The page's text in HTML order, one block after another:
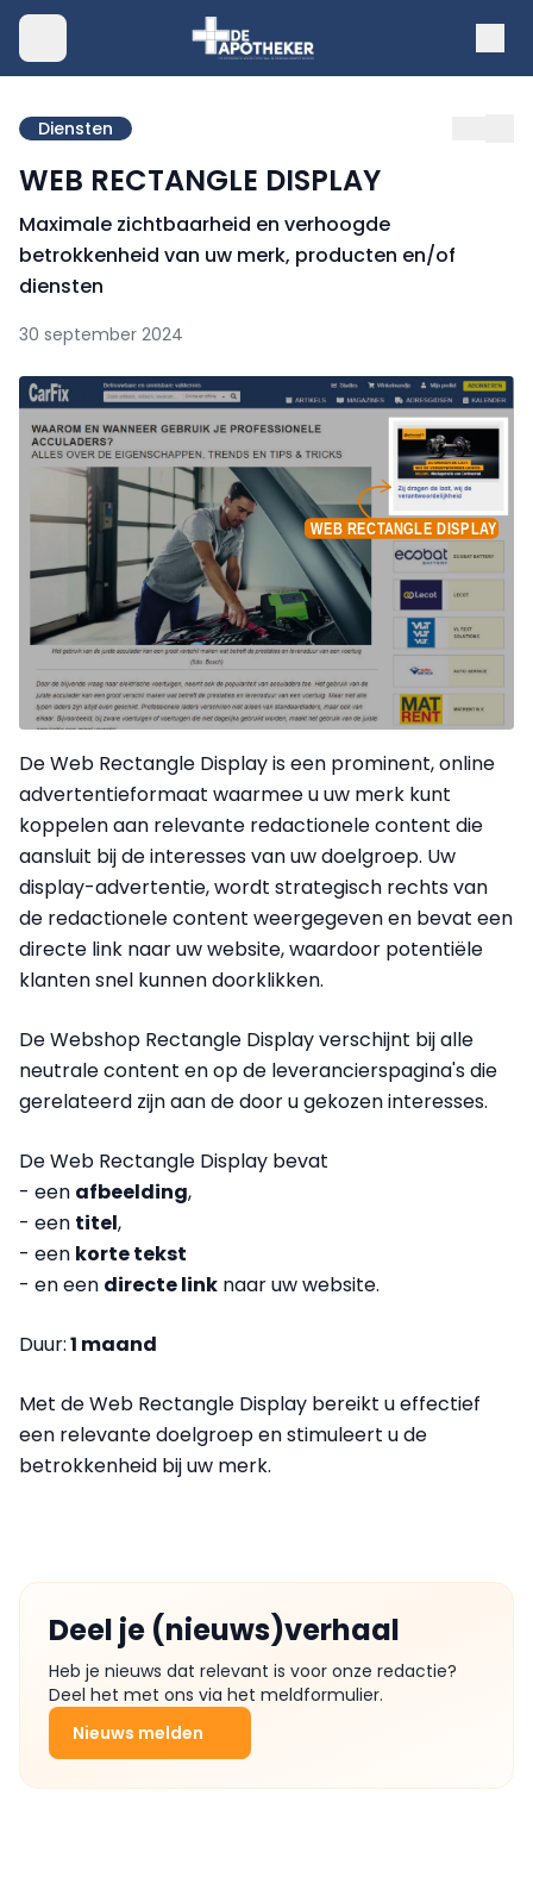
Diensten
WEB RECTANGLE DISPLAY
Maximale zichtbaarheid en verhoogde
betrokkenheid van uw merk, producten en/of
diensten
30 september 2024
De Web Rectangle Display is een prominent, online
advertentieformaat waarmee u uw merk kunt
koppelen aan relevante redactionele content die
aansluit bij de interesses van uw doelgroep. Uw
display-advertentie, wordt strategisch rechts van
de redactionele content weergegeven en bevat een
directe link naar uw website, waardoor potentiële
klanten snel kunnen doorklikken.
De Webshop Rectangle Display verschijnt bij alle
neutrale content enop de leverancierspagina'sdie
gerelateerd zijn aan de door u gekozen interesses.
De Web Rectangle Display bevat
- een afbeelding,
- een titel,
- een korte tekst
- en een directe link naar uw website.
Duur:1 maand
Met de Web Rectangle Display bereikt u effectief
een relevante doelgroep en stimuleert u de
betrokkenheid bij uw merk.
Deel je (nieuws)verhaal
Heb je nieuws dat relevant is voor onze redactie?
Deel het met ons via het meldformulier.
Nieuws melden